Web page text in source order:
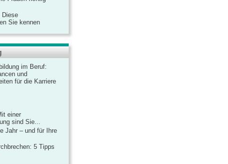
Diese
Sie kennen
im Beruf:
und
für die Karriere
einer
sind Sie...
Jahr – und für Ihre
5 Tipps